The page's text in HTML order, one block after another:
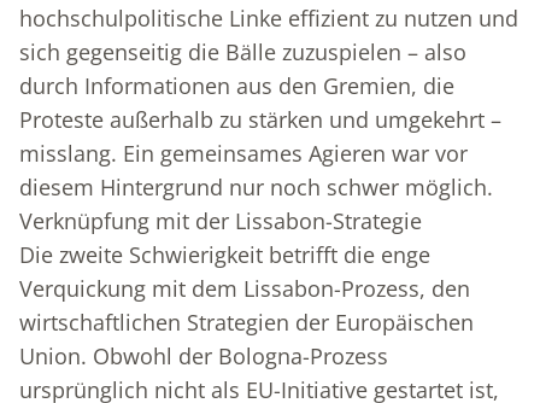
hochschulpolitische Linke effizient zu nutzen und
sich gegenseitig die Bälle zuzuspielen – also
durch Informationen aus den Gremien, die
Proteste außerhalb zu stärken und umgekehrt –
misslang. Ein gemeinsames Agieren war vor
diesem Hintergrund nur noch schwer möglich.
Verknüpfung mit der Lissabon-Strategie
Die zweite Schwierigkeit betrifft die enge
Verquickung mit dem Lissabon-Prozess, den
wirtschaftlichen Strategien der Europäischen
Union. Obwohl der Bologna-Prozess
ursprünglich nicht als EU-Initiative gestartet ist,